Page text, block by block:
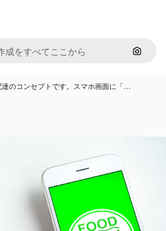
画像で
達のコンセプトです。スマホ画面に「…